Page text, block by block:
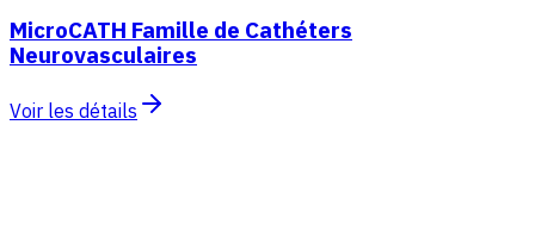
MicroCATH Famille de Cathéters
Neurovasculaires
Voir les détails